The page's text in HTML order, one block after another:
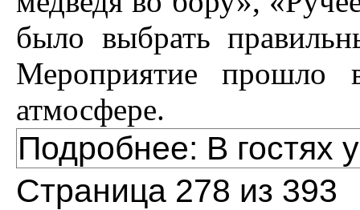
было выбрать
Мероприятие прошло
атмосфере.
Подробнее: В гостях
Страница 278 из 393